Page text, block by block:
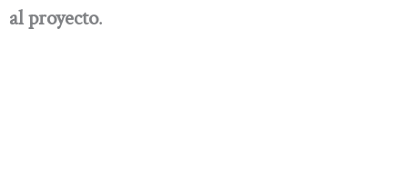
al proyecto.